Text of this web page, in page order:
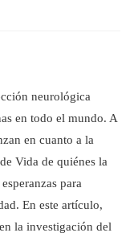
neurológica
en todo el mundo. A
en cuanto a la
Vida de quiénes la
para
En este artículo,
la investigación del